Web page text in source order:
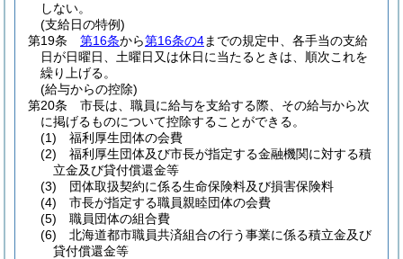
しない。
(支給日の特例)
第19条
第16条から第16条の4までの規定中、各手当の支給
日が日曜日、土曜日又は休日に当たるときは、順次これを
繰り上げる。
(給与からの控除)
第20条
市長は、職員に給与を支給する際、その給与から次
に掲げるものについて控除することができる。
(1)
福利厚生団体の会費
(2)
福利厚生団体及び市長が指定する金融機関に対する積
立金及び貸付償還金等
(3)
団体取扱契約に係る生命保険料及び損害保険料
(4)
市長が指定する職員親睦団体の会費
(5)
職員団体の組合費
(6)
北海道都市職員共済組合の行う事業に係る積立金及び
貸付償還金等